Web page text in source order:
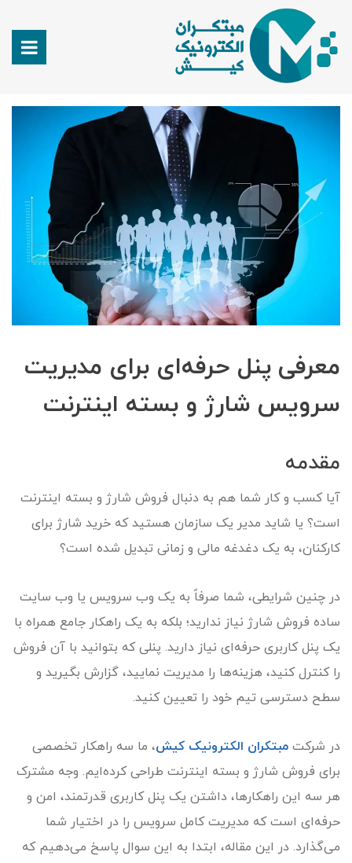
معرفی پنل حرفه‌ای برای مدیریت
سرویس شارژ و بسته اینترنت
مقدمه
آیا کسب‌ و کار شما هم به دنبال فروش شارژ و بسته اینترنت
است؟ یا شاید مدیر یک سازمان هستید که خرید شارژ برای
کارکنان، به یک دغدغه مالی و زمانی تبدیل شده است؟
در چنین شرایطی، شما صرفاً به یک وب سرویس یا وب‌ سایت
ساده فروش شارژ نیاز ندارید؛ بلکه به یک راهکار جامع همراه با
یک پنل کاربری حرفه‌ای نیاز دارید. پنلی که بتوانید با آن فروش
را کنترل کنید، هزینه‌ها را مدیریت نمایید، گزارش بگیرید و
سطح دسترسی تیم خود را تعیین کنید.
در شرکت مبتکران الکترونیک کیش، ما سه راهکار تخصصی
برای فروش شارژ و بسته اینترنت طراحی کرده‌ایم. وجه مشترک
هر سه این راهکارها، داشتن یک پنل کاربری قدرتمند، امن و
حرفه‌ای است که مدیریت کامل سرویس را در اختیار شما
می‌گذارد. در این مقاله، ابتدا به این سوال پاسخ می‌دهیم که